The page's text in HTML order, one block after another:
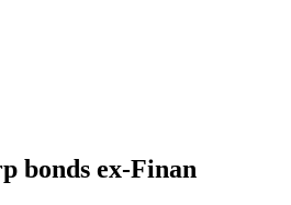
bonds ex-Finan